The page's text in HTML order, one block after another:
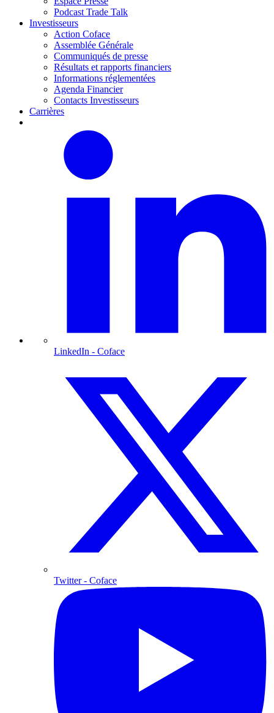
Podcast Trade Talk
Investisseurs
Action Coface
Assemblée Générale
Communiqués de presse
Résultats et rapports financiers
Informations réglementées
Agenda Financier
Contacts Investisseurs
Carrières
LinkedIn - Coface
Twitter- Coface